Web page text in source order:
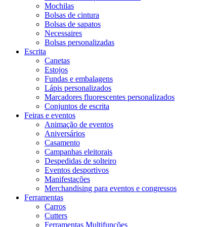
Mochilas
Bolsas de cintura
Bolsas de sapatos
Necessaires
Bolsas personalizadas
Escrita
Canetas
Estojos
Fundas e embalagens
Lápis personalizados
Marcadores fluorescentes personalizados
Conjuntos de escrita
Feiras e eventos
Animação de eventos
Aniversários
Casamento
Campanhas eleitorais
Despedidas de solteiro
Eventos desportivos
Manifestações
Merchandising para eventos e congressos
Ferramentas
Carros
Cutters
Ferramentas Multifunções